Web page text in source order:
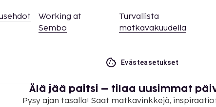
Working at
Sembo
Turvallista
matkavakuudella
Evästeasetukset
Älä jää paitsi – tilaa uusimmat
Pysy ajan tasalla! Saat matkavinkkejä,